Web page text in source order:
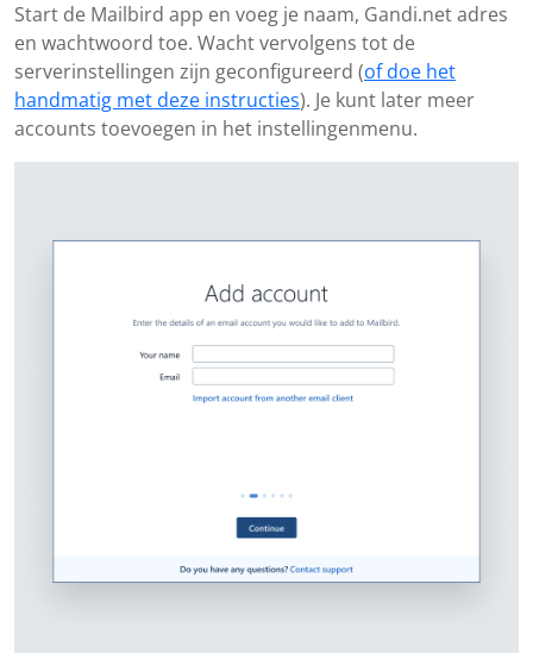
Start de Mailbird app en voeg je naam, Gandi.net adres
en wachtwoord toe. Wacht vervolgens tot de
serverinstellingen zijn geconfigureerd (of doe het
handmatig met deze instructies). Je kunt later meer
accounts toevoegen in het instellingenmenu.